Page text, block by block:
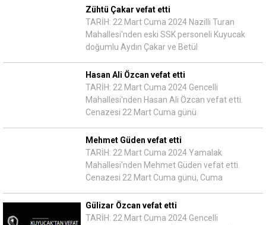
Zühtü Çakar vefat etti
TARİH: 22 Mart Cuma 2024 Nazilli Turan
Mahallesi'nden eski SSK personeli Kuyucak
doğumlu Aydın Çakar ve Betül
Hasan Ali Özcan vefat etti
TARİH: 22 Mart Cuma 2024 Gencelli
Mahallesi'nden Hasan Ali Özcan vefat etti.
Cenazesi 22 Mart Cuma günü
Mehmet Güden vefat etti
TARİH: 22 Mart Cuma 2024 Yamalak
Mahallesi'nden Mehmet Güden vefat etti.
Cenazesi 22 Mart Cuma günü, Cuma
Gülizar Özcan vefat etti
TARİH: 22 Mart Cuma 2024 Gencelli